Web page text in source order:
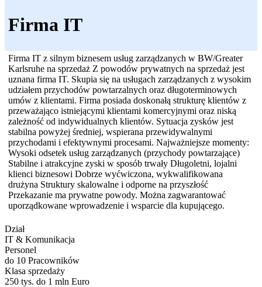
Firma IT
Firma IT z silnym biznesem usług zarządzanych w BW/Greater
Karlsruhe na sprzedaż Z powodów prywatnych na sprzedaż jest
uznana firma IT. Skupia się na usługach zarządzanych z wysokim
udziałem przychodów powtarzalnych oraz długoterminowych
umów z klientami. Firma posiada doskonałą strukturę klientów z
przeważająco istniejącymi klientami komercyjnymi oraz niską
zależność od indywidualnych klientów. Sytuacja zysków jest
stabilna powyżej średniej, wspierana przewidywalnymi
przychodami i efektywnymi procesami. Najważniejsze momenty:
Wysoki odsetek usług zarządzanych (przychody powtarzające)
Stabilne i atrakcyjne zyski w sposób trwały Długoletni, lojalni
klienci biznesowi Dobrze wyćwiczona, wykwalifikowana
drużyna Struktury skalowalne i odporne na przyszłość
Przekazanie ma prywatne powody. Można zagwarantować
uporządkowane wprowadzenie i wsparcie dla kupującego.
Dział
IT & Komunikacja
Personel
do 10 Pracowników
Klasa sprzedaży
250 tys. do 1 mln Euro